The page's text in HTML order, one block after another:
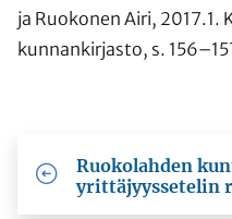
ja Ruokonen Airi, 2017.1.
kunnankirjasto, s.
Ruokolahden
yrittäjyyssetelin